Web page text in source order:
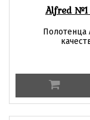
Alfred №1
Полотенца